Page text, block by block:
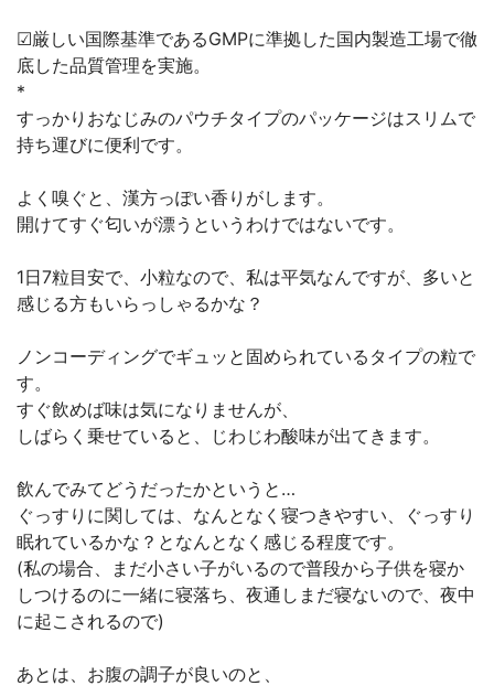
︎︎︎︎︎︎☑︎厳しい国際基準であるGMPに準拠した国内製造工場で徹
底した品質管理を実施。⁣
*⁣
すっかりおなじみのパウチタイプのパッケージはスリムで
持ち運びに便利です。⁣
よく嗅ぐと、漢方っぽい香りがします。⁣
開けてすぐ匂いが漂うというわけではないです。⁣
1日7粒目安で、小粒なので、私は平気なんですが、多いと
感じる方もいらっしゃるかな？⁣
ノンコーディングでギュッと固められているタイプの粒で
す。⁣
すぐ飲めば味は気になりませんが、⁣
しばらく乗せていると、じわじわ酸味が出てきます。⁣
飲んでみてどうだったかというと…⁣
ぐっすりに関しては、なんとなく寝つきやすい、ぐっすり
眠れているかな？となんとなく感じる程度です。⁣
(私の場合、まだ小さい子がいるので普段から子供を寝か
しつけるのに一緒に寝落ち、夜通しまだ寝ないので、夜中
に起こされるので)⁣
あとは、お腹の調子が良いのと、⁣